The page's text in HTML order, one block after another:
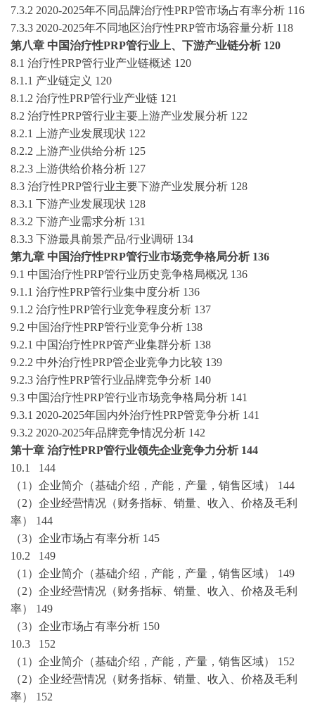
7.3.2 2020-2025年不同品牌治疗性PRP管市场占有率分析 116
7.3.3 2020-2025年不同地区治疗性PRP管市场容量分析 118
第八章 中国治疗性PRP管行业上、下游产业链分析 120
8.1 治疗性PRP管行业产业链概述 120
8.1.1 产业链定义 120
8.1.2 治疗性PRP管行业产业链 121
8.2 治疗性PRP管行业主要上游产业发展分析 122
8.2.1 上游产业发展现状 122
8.2.2 上游产业供给分析 125
8.2.3 上游供给价格分析 127
8.3 治疗性PRP管行业主要下游产业发展分析 128
8.3.1 下游产业发展现状 128
8.3.2 下游产业需求分析 131
8.3.3 下游最具前景产品/行业调研 134
第九章 中国治疗性PRP管行业市场竞争格局分析 136
9.1 中国治疗性PRP管行业历史竞争格局概况 136
9.1.1 治疗性PRP管行业集中度分析 136
9.1.2 治疗性PRP管行业竞争程度分析 137
9.2 中国治疗性PRP管行业竞争分析 138
9.2.1 中国治疗性PRP管产业集群分析 138
9.2.2 中外治疗性PRP管企业竞争力比较 139
9.2.3 治疗性PRP管行业品牌竞争分析 140
9.3 中国治疗性PRP管行业市场竞争格局分析 141
9.3.1 2020-2025年国内外治疗性PRP管竞争分析 141
9.3.2 2020-2025年品牌竞争情况分析 142
第十章 治疗性PRP管行业领先企业竞争力分析 144
10.1
144
（1）企业简介（基础介绍，产能，产量，销售区域）
144
（2）企业经营情况 （财务指标、 销量、收入、价格及毛利
率）
144
（3）企业市场占有率分析 145
10.2
149
（1）企业简介（基础介绍，产能，产量，销售区域）
149
（2）企业经营情况 （财务指标、 销量、收入、价格及毛利
率）
149
（3）企业市场占有率分析 150
10.3
152
（1）企业简介（基础介绍，产能，产量，销售区域）
152
（2）企业经营情况 （财务指标、 销量、收入、价格及毛利
率）
152